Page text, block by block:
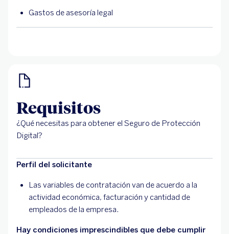
Gastos de asesoría legal
Requisitos
¿Qué necesitas para obtener el Seguro de Protección
Digital?
Perfil del solicitante
Las variables de contratación van de acuerdo a la
actividad económica, facturación y cantidad de
empleados de la empresa.
Hay condiciones imprescindibles que debe cumplir